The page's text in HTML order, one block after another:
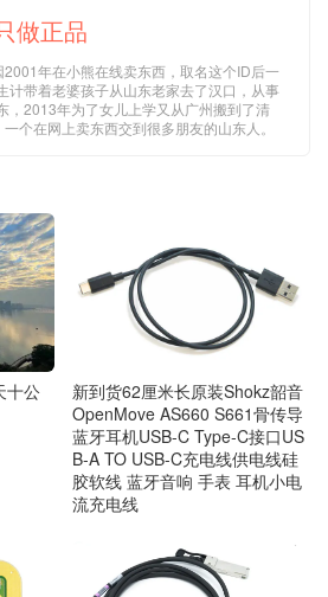
做正品
年在小熊在线卖东西，取名这个ID后一
计带着老婆孩子从山东老家去了汉口，从事
，2013年为了女儿上学又从广州搬到了清
个在网上卖东西交到很多朋友的山东人。
十公
新到货62厘米长原装Shokz韶音
OpenMove AS660 S661骨传导
蓝牙耳机USB-C Type-C接口US
B-A TO USB-C充电线供电线硅
胶软线 蓝牙音响 手表 耳机小电
流充电线